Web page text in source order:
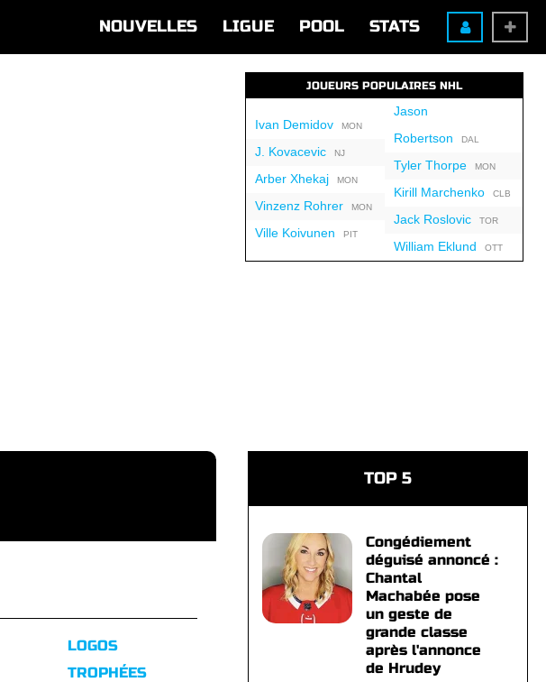
NOUVELLES LIGUE POOL STATS
JOUEURS POPULAIRES NHL
Ivan DemidovMON
J. KovacevicNJ
Arber XhekajMON
Vinzenz RohrerMON
Ville Koivunen PIT
Jason
Robertson DAL
Tyler ThorpeMON
Kirill MarchenkoCLB
Jack RoslovicTOR
William Eklund OTT
LOGOS
TROPHÉES
TOP 5
Congédiement
déguisé annoncé :
Chantal
Machabée pose
un geste de
grande classe
après l'annonce
de Hrudey